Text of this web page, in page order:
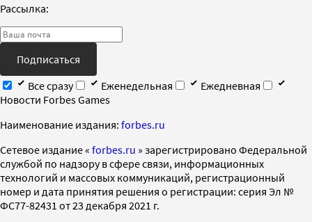
Рассылка:
Подписаться
Все сразу
Еженедельная
Ежедневная
Новости Forbes Games
Наименование издания: forbes.ru
Cетевое издание « forbes.ru » зарегистрировано Федеральной
службой по надзору в сфере связи, информационных
технологий и массовых коммуникаций, регистрационный
номер и дата принятия решения о регистрации: серия Эл №
ФС77-82431 от 23 декабря 2021 г.